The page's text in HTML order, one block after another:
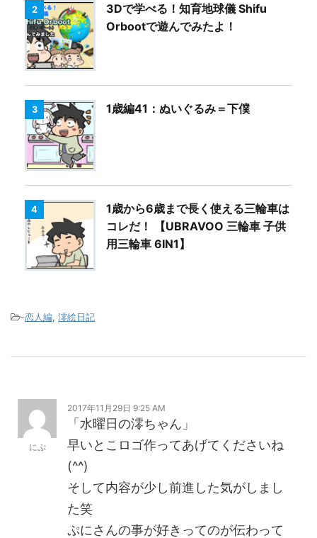
2
3Dで学べる！知育地球儀 Shifu
Orbootで遊んでみたよ！
3 1歳編41：ぬいぐるみ＝下僕
4
1歳から6歳まで長く使える三輪車は
コレだ！ 【UBRAVOO 三輪車 子供
用三輪車 6IN1】
-恋人編, 澪絵日記
にぷ
2017年11月29日 9:25 AM
「水曜日の澪ちゃん」
早いとこロゴ作ってあげてくださいね
(^^)
そして内容が少し前進した気がしまし
た笑
ぷにさんの事が好きってのが伝わって